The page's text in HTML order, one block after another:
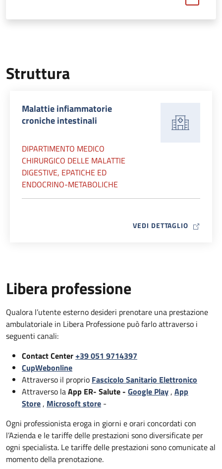
Struttura
Malattie infiammatorie
croniche intestinali
DIPARTIMENTO MEDICO
CHIRURGICO DELLE MALATTIE
DIGESTIVE, EPATICHE ED
ENDOCRINO-METABOLICHE
VEDI DETTAGLIO MAP ICON
Libera professione
Qualora l’utente esterno desideri prenotare una prestazione
ambulatoriale in Libera Professione può farlo attraverso i
seguenti canali:
Contact Center+39 051 9714397
CupWebonline
Attraverso il proprio Fascicolo Sanitario Elettronico
Attraverso laApp ER- Salute - Google Play, App
Store, Microsoft store -
Ogni professionista eroga in giorni e orari concordati con
l’Azienda e le tariffe delle prestazioni sono diversificate per
ogni specialista. Le tariffe delle prestazioni sono comunicate al
momento della prenotazione.